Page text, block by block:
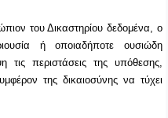
του Δικαστηρίου δεδομένα, ο
ή οποιαδήποτε ουσιώδη
περιστάσεις της υπόθεσης,
της δικαιοσύνης να τύχει